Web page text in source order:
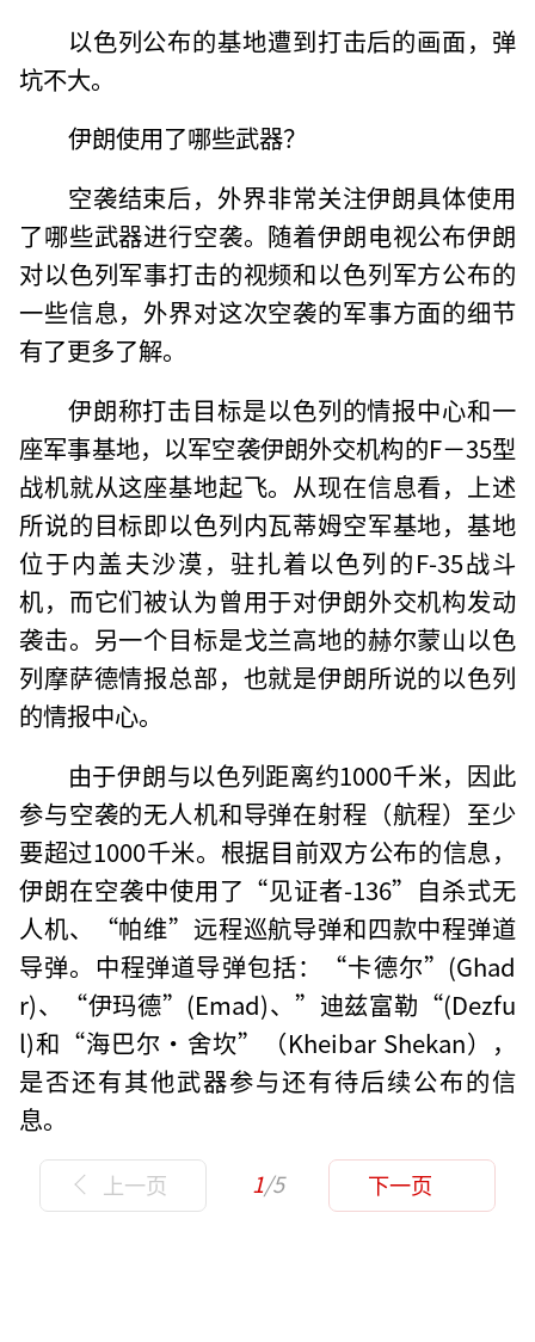
以色列公布的基地遭到打击后的画面，弹
坑不大。
伊朗使用了哪些武器？
空袭结束后，外界非常关注伊朗具体使用
了哪些武器进行空袭。随着伊朗电视公布伊朗
对以色列军事打击的视频和以色列军方公布的
一些信息，外界对这次空袭的军事方面的细节
有了更多了解。
伊朗称打击目标是以色列的情报中心和一
座军事基地，以军空袭伊朗外交机构的F－35型
战机就从这座基地起飞。从现在信息看，上述
所说的目标即以色列内瓦蒂姆空军基地，基地
位于内盖夫沙漠，驻扎着以色列的F-35战斗
机，而它们被认为曾用于对伊朗外交机构发动
袭击。另一个目标是戈兰高地的赫尔蒙山以色
列摩萨德情报总部，也就是伊朗所说的以色列
的情报中心。
由于伊朗与以色列距离约1000千米，因此
参与空袭的无人机和导弹在射程（航程）至少
要超过1000千米。根据目前双方公布的信息，
伊朗在空袭中使用了“见证者-136”自杀式无
人机、“帕维”远程巡航导弹和四款中程弹道
导弹。中程弹道导弹包括：“卡德尔”(Ghad
r)、“伊玛德”(Emad)、”迪兹富勒“(Dezfu
l)和“海巴尔·舍坎”（Kheibar Shekan），
是否还有其他武器参与还有待后续公布的信
息。
上一页 1/5 下一页